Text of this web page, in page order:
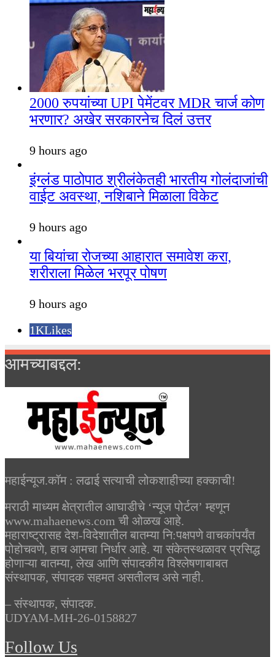
2000 रुपयांच्या UPI पेमेंटवर MDR चार्ज कोण
भरणार? अखेर सरकारनेच दिलं उत्तर
9 hours ago
इंग्लंड पाठोपाठ श्रीलंकेतही भारतीय गोलंदाजांची
वाईट अवस्था, नशिबाने मिळाला विकेट
9 hours ago
या बियांचा रोजच्या आहारात समावेश करा,
शरीराला मिळेल भरपूर पोषण
9 hours ago
1KLikes
आमच्याबद्दल:
महाईन्यूज.कॉम : लढाई सत्याची लोकशाहीच्या हक्काची!
मराठी माध्यम क्षेत्रातील आघाडीचे ‘न्यूज पोर्टल’ म्हणून
www.mahaenews.com ची ओळख आहे.
महाराष्ट्रासह देश-विदेशातील बातम्या नि:पक्षपणे वाचकांपर्यंत
पोहोचवणे, हाच आमचा निर्धार आहे. या संकेतस्थळावर प्रसिद्ध
होणाऱ्या बातम्या, लेख आणि संपादकीय विश्लेषणाबाबत
संस्थापक, संपादक सहमत असतीलच असे नाही.
– संस्थापक, संपादक.
UDYAM-MH-26-0158827
Follow Us